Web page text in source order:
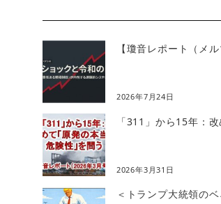
【瓊音レポート（メ
2026年7月24日
「311」から15年：
2026年3月31日
＜トランプ大統領の